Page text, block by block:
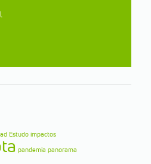
Estudo impactos
pandemia panorama